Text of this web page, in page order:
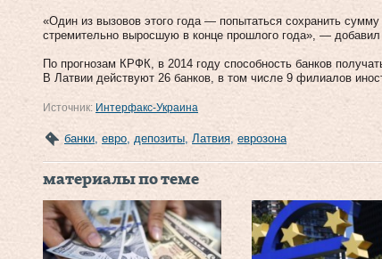
«Один из вызовов этого года — попытаться сохранить
стремительно выросшую в конце прошлого года», — добавил
По прогнозам КРФК, в 2014 году способность банков
В Латвии действуют 26 банков, в том числе 9 филиалов
Источник: Интерфакс-Украина
банки, евро, депозиты, Латвия, еврозона
материалы по теме